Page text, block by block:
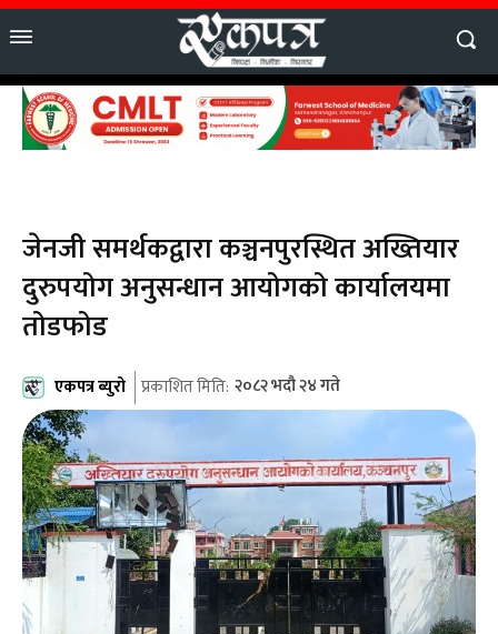
जेनजी समर्थकद्वारा कञ्चनपुरस्थित अख्तियार
दुरुपयोग अनुसन्धान आयोगको कार्यालयमा
तोडफोड
एकपत्र ब्युरो प्रकाशित मिति: २०८२ भदौ २४ गते